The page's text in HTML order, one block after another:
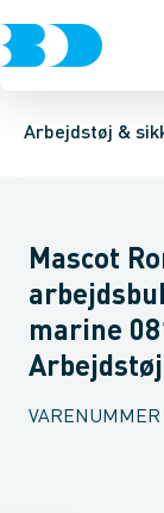
Arbejdstøj &
Trøjer & t-shirts
BukserKnickers
Bukser med
Mascot
marine
VARENUMMER